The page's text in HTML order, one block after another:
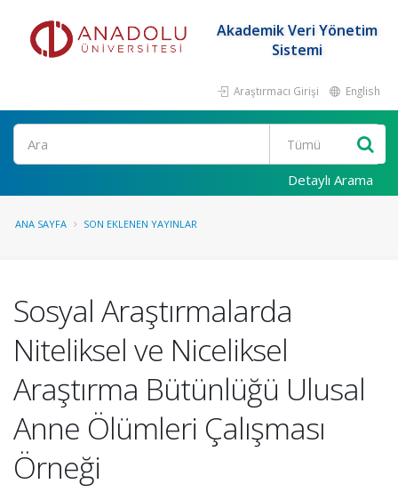
Akademik Veri Yönetim
Sistemi
Araştırmacı Girişi English
Ara
Detaylı Arama
ANA SAYFA SON EKLENEN YAYINLAR
Sosyal Araştırmalarda
Niteliksel ve Niceliksel
Araştırma Bütünlüğü Ulusal
Anne Ölümleri Çalışması
Örneği